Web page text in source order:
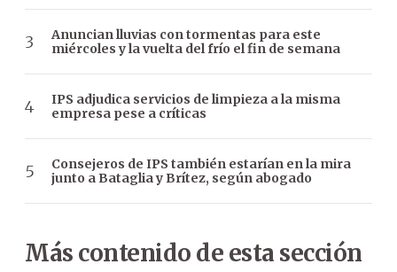
Anuncian lluvias con tormentas para este
miércoles y la vuelta del frío el fin de semana
IPS adjudica servicios de limpieza a la misma
empresa pese a críticas
Consejeros de IPS también estarían en la mira
junto a Bataglia y Brítez, según abogado
Más contenido de esta sección